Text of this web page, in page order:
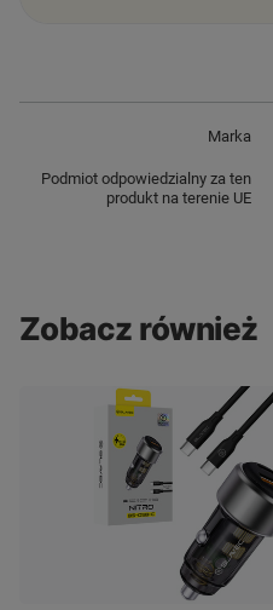
Marka
Podmiot odpowiedzialny za ten
produkt na terenie UE
Zobacz również